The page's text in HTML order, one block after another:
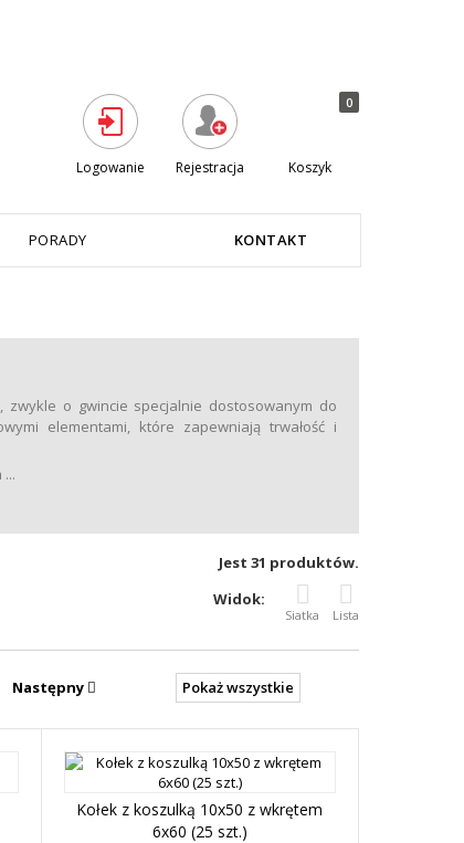
Logowanie Rejestracja Koszyk
0
PORADY KONTAKT
o gwincie specjalnie dostosowanym do
elementami, które zapewniają trwałość i
Jest 31 produktów.
Widok:
Siatka Lista
Pokaż wszystkie
Następny
Kołek z koszulką 10x50 z wkrętem
6x60 (25 szt.)